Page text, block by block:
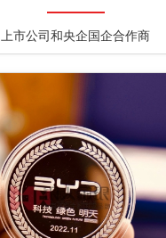
制
上市公司和央企国企合作商